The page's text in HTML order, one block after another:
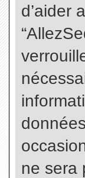
d’aider
ne sera